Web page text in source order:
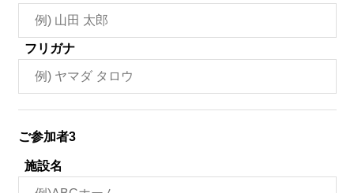
フリガナ
ご参加者3
施設名